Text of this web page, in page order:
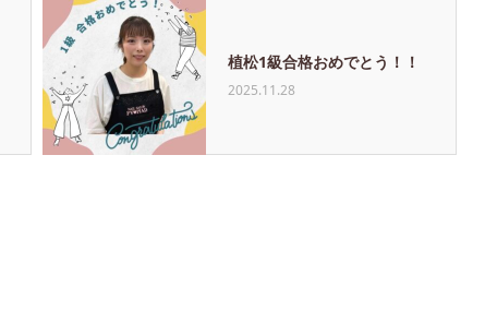
植松1級合格おめでとう！！
2025.11.28